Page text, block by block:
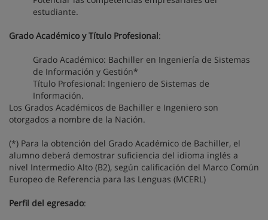
estudiante.
Grado Académico y Título Profesional:
Grado Académico: Bachiller en Ingeniería de Sistemas
de Información y Gestión*
Título Profesional: Ingeniero de Sistemas de
Información.
Los Grados Académicos de Bachiller e Ingeniero son
otorgados a nombre de la Nación.
(*) Para la obtención del Grado Académico de Bachiller, el
alumno deberá demostrar suficiencia del idioma inglés a
nivel Intermedio Alto (B2), según calificación del Marco Común
Europeo de Referencia para las Lenguas (MCERL)
Perfil del egresado: